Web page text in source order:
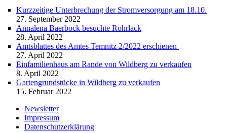
Kurzzeitige Unterbrechung der Stromversorgung am 18.10.
27. September 2022
Annalena Baerbock besuchte Rohrlack
28. April 2022
Amtsblattes des Amtes Temnitz 2/2022 erschienen
27. April 2022
Einfamilienhaus am Rande von Wildberg zu verkaufen
8. April 2022
Gartengrundstücke in Wildberg zu verkaufen
15. Februar 2022
Newsletter
Impressum
Datenschutzerklärung